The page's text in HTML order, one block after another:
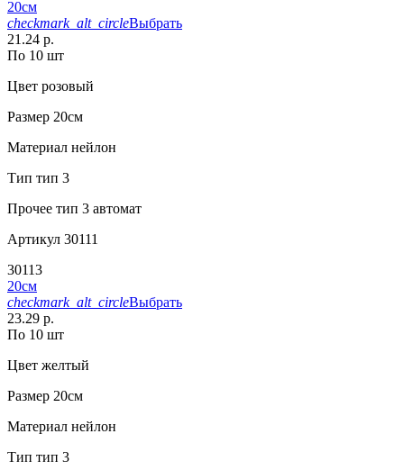
20см
checkmark_alt_circleВыбрать
21.24 р.
По 10 шт
Цвет розовый
Размер 20см
Материал нейлон
Тип тип 3
Прочее тип 3 автомат
Артикул 30111
30113
20см
checkmark_alt_circleВыбрать
23.29 р.
По 10 шт
Цвет желтый
Размер 20см
Материал нейлон
Тип тип 3